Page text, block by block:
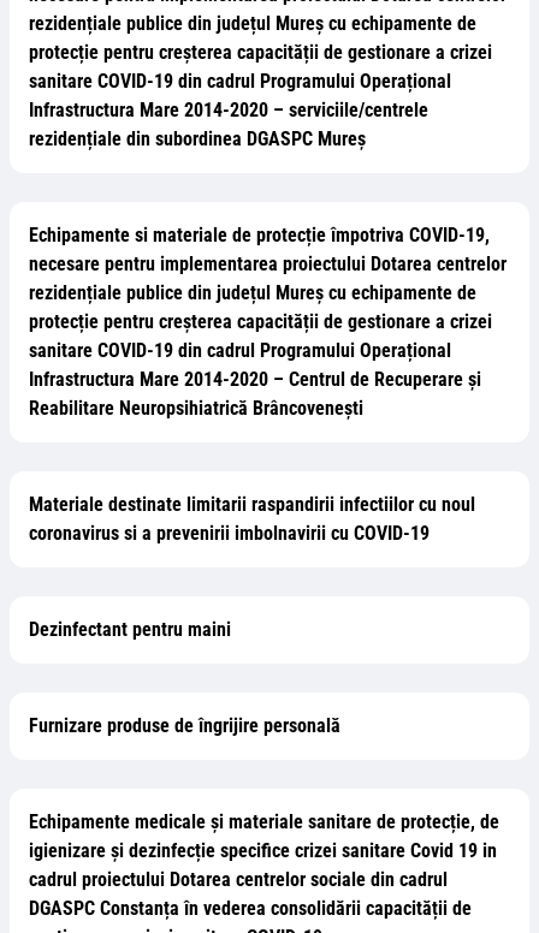
rezidențiale publice din județul Mureș cu echipamente de
protecție pentru creșterea capacității de gestionare a crizei
sanitare COVID-19 din cadrul Programului Operațional
Infrastructura Mare 2014-2020 – serviciile/centrele
rezidențiale din subordinea DGASPC Mureș
Echipamente si materiale de protecție împotriva COVID-19,
necesare pentru implementarea proiectului Dotarea centrelor
rezidențiale publice din județul Mureș cu echipamente de
protecție pentru creșterea capacității de gestionare a crizei
sanitare COVID-19 din cadrul Programului Operațional
Infrastructura Mare 2014-2020 – Centrul de Recuperare și
Reabilitare Neuropsihiatrică Brâncovenești
Materiale destinate limitarii raspandirii infectiilor cu noul
coronavirus si a prevenirii imbolnavirii cu COVID-19
Dezinfectant pentru maini
Furnizare produse de îngrijire personală
Echipamente medicale şi materiale sanitare de protecție, de
igienizare şi dezinfecție specifice crizei sanitare Covid 19 in
cadrul proiectului Dotarea centrelor sociale din cadrul
DGASPC Constanța în vederea consolidării capacității de